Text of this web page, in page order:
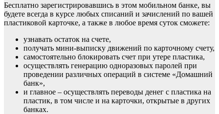
Бесплатно зарегистрировавшись в этом мобильном банке, вы
будете всегда в курсе любых списаний и зачислений по вашей
пластиковой карточке, а также в любое время суток сможете:
узнавать остаток на счете,
получать мини-выписку движений по карточному счету,
самостоятельно блокировать счет при утере пластика,
осуществлять генерацию одноразовых паролей при
проведении различных операций в системе «Домашний
банк»,
и главное – осуществлять переводы денег с пластика на
пластик, в том числе и на карточки, открытые в других
банках.